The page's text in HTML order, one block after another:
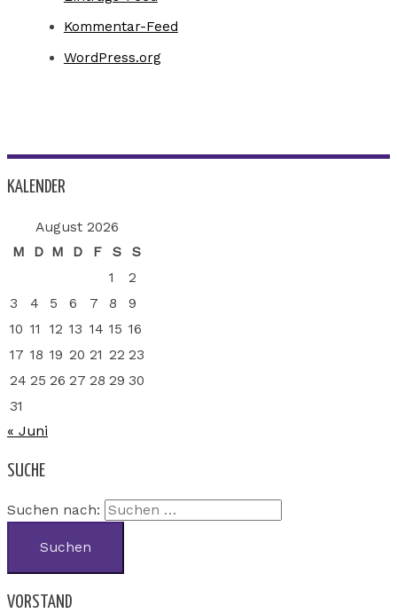
Kommentar-Feed
WordPress.org
KALENDER
August 2026
M
D M D F S
S
1
2
3
4 5 6 7 8
9
10 11 12 13 14 15 16
17 18 19 20 21 22 23
24 25 26 27 28 29 30
31
« Juni
SUCHE
Suchen nach:
VORSTAND